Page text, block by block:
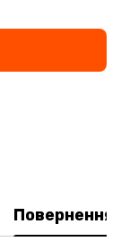
Повернення